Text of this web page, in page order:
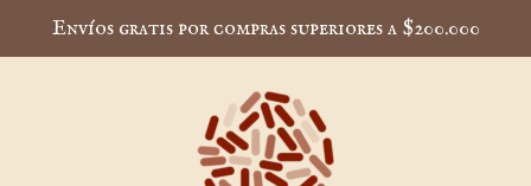
Envíos gratis por compras superiores a $200.000